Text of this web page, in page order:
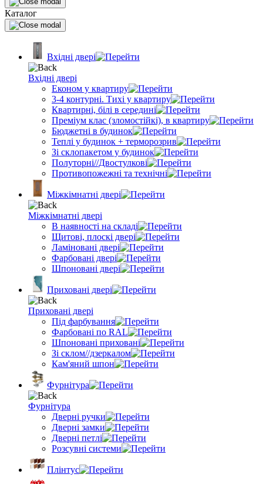
Каталог
Вхідні двері
Вхідні двері
Економ у квартиру
3-4 контурні. Тихі у квартиру
Квартирні, білі в середині
Преміум клас (зломостійкі), в квартиру
Бюджетні в будинок
Теплі у будинок + терморозрив
Зі склопакетом у будинок
Полуторні//Двостулкові
Противопожежні та технічні
Міжкімнатні двері
Міжкімнатні двері
В наявності на складі
Щитові, плоскі двері
Ламіновані двері
Фарбовані двері
Шпоновані двері
Приховані двері
Приховані двері
Під фарбування
Фарбовані по RAL
Шпоновані приховані
Зі склом//дзеркалом
Кам'яний шпон
Фурнітура
Фурнітура
Дверні ручки
Дверні замки
Дверні петлі
Розсувні системи
Плінтус